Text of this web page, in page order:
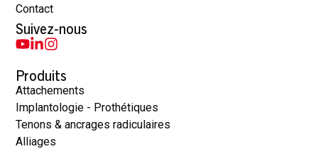
Contact
Suivez-nous
Produits
Attachements
Implantologie - Prothétiques
Tenons & ancrages radiculaires
Alliages